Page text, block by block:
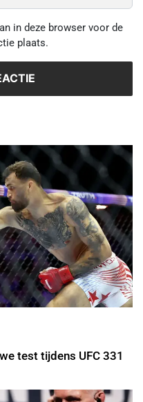
in deze browser voor de
plaats.
test tijdens UFC 331